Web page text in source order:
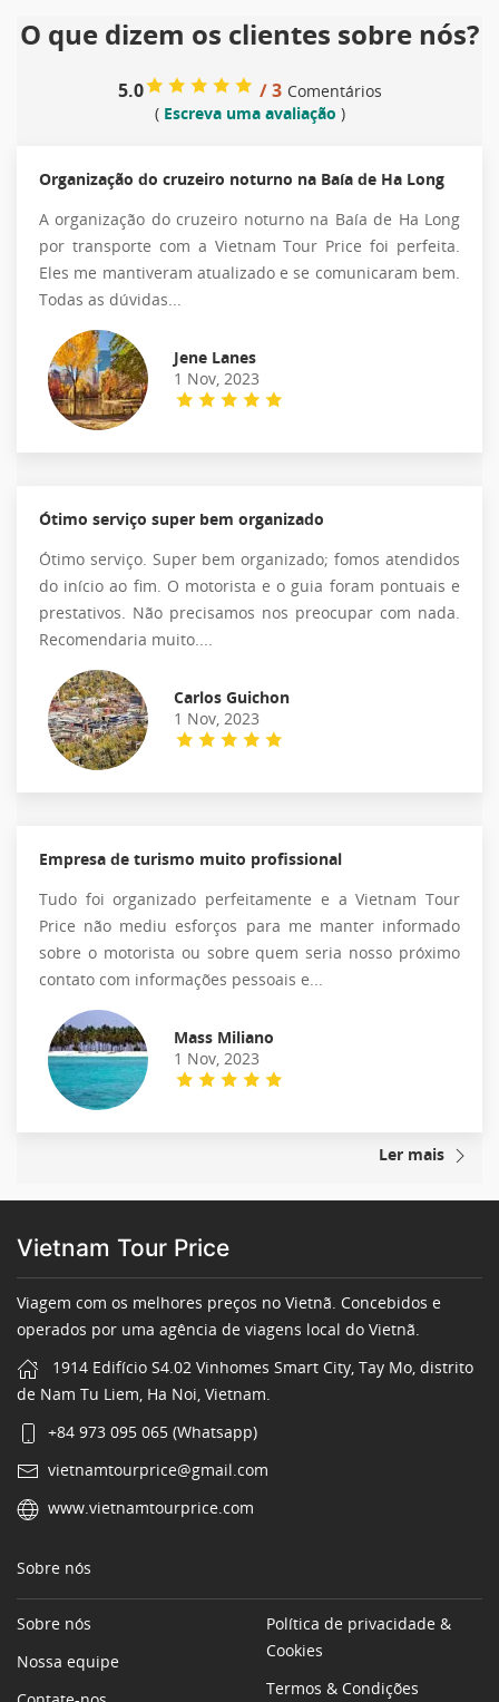
O que dizem os clientes sobre nós?
5.0 / 3 Comentários
( Escreva uma avaliação )
Organização do cruzeiro noturno na Baía de Ha Long
A organização do cruzeiro noturno na Baía de Ha Long
por transporte com a Vietnam Tour Price foi perfeita.
Eles me mantiveram atualizado e se comunicaram bem.
Todas as dúvidas...
Jene Lanes
1 Nov, 2023
Ótimo serviço super bem organizado
Ótimo serviço. Super bem organizado; fomos atendidos
do início ao fim. O motorista e o guia foram pontuais e
prestativos. Não precisamos nos preocupar com nada.
Recomendaria muito....
Carlos Guichon
1 Nov, 2023
Empresa de turismo muito profissional
Tudo foi organizado perfeitamente e a Vietnam Tour
Price não mediu esforços para me manter informado
sobre o motorista ou sobre quem seria nosso próximo
contato com informações pessoais e...
Mass Miliano
1 Nov, 2023
Ler mais
Vietnam Tour Price
Viagem com os melhores preços no Vietnã. Concebidos e
operados por uma agência de viagens local do Vietnã.
1914 Edifício S4.02 Vinhomes Smart City, Tay Mo, distrito
de Nam Tu Liem, Ha Noi, Vietnam.
+84 973 095 065 (Whatsapp)
vietnamtourprice@gmail.com
www.vietnamtourprice.com
Sobre nós
Sobre nós
Nossa equipe
Política de privacidade &
Cookies
Termos & Condições